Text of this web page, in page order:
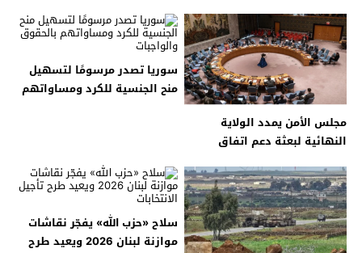
مجلس الأمن يمدد الولاية
النهائية لبعثة دعم اتفاق
سوريا تصدر مرسومًا لتسهيل
منح الجنسية للكرد ومساواتهم
سلاح «حزب الله» يفجّر نقاشات
موازنة لبنان 2026 ويعيد طرح